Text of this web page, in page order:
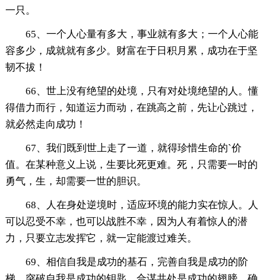
一只。
65、一个人心量有多大，事业就有多大；一个人心能
容多少，成就就有多少。财富在于日积月累，成功在于坚
韧不拔！
66、世上没有绝望的处境，只有对处境绝望的人。懂
得借力而行，知道运力而动，在跳高之前，先让心跳过，
就必然走向成功！
67、我们既到世上走了一道，就得珍惜生命的`价
值。在某种意义上说，生要比死更难。死，只需要一时的
勇气，生，却需要一世的胆识。
68、人在身处逆境时，适应环境的能力实在惊人。人
可以忍受不幸，也可以战胜不幸，因为人有着惊人的潜
力，只要立志发挥它，就一定能渡过难关。
69、相信自我是成功的基石，完善自我是成功的阶